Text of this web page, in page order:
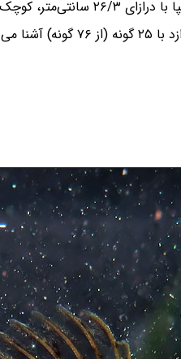
گربه‌ماهی نمک و فلفل با